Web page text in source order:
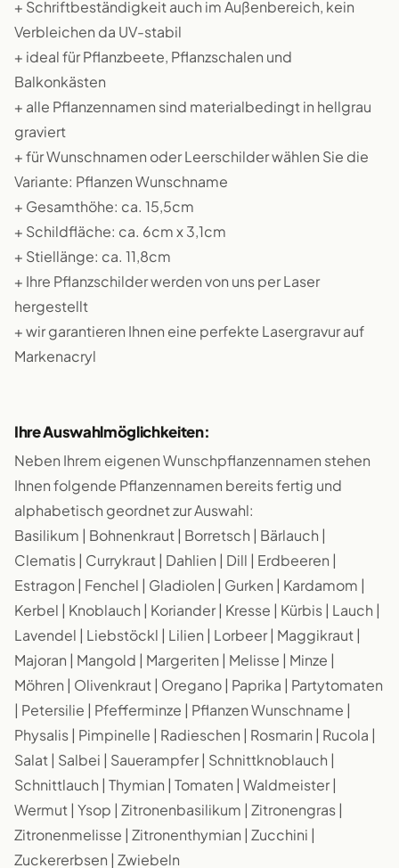
+ Schriftbeständigkeit auch im Außenbereich, kein
Verbleichen da UV-stabil
+ ideal für Pflanzbeete, Pflanzschalen und
Balkonkästen
+ alle Pflanzennamen sind materialbedingt in hellgrau
graviert
+ für Wunschnamen oder Leerschilder wählen Sie die
Variante: Pflanzen Wunschname
+ Gesamthöhe: ca. 15,5cm
+ Schildfläche: ca. 6cm x 3,1cm
+ Stiellänge: ca. 11,8cm
+ Ihre Pflanzschilder werden von uns per Laser
hergestellt
+ wir garantieren Ihnen eine perfekte Lasergravur auf
Markenacryl
Ihre Auswahlmöglichkeiten:
Neben Ihrem eigenen Wunschpflanzennamen stehen
Ihnen folgende Pflanzennamen bereits fertig und
alphabetisch geordnet zur Auswahl:
Basilikum | Bohnenkraut | Borretsch | Bärlauch |
Clematis | Currykraut | Dahlien | Dill | Erdbeeren |
Estragon | Fenchel | Gladiolen | Gurken | Kardamom |
Kerbel | Knoblauch | Koriander | Kresse | Kürbis | Lauch |
Lavendel | Liebstöckl | Lilien | Lorbeer | Maggikraut |
Majoran | Mangold | Margeriten | Melisse | Minze |
Möhren | Olivenkraut | Oregano | Paprika | Partytomaten
| Petersilie | Pfefferminze | Pflanzen Wunschname |
Physalis | Pimpinelle | Radieschen | Rosmarin | Rucola |
Salat | Salbei | Sauerampfer | Schnittknoblauch |
Schnittlauch | Thymian | Tomaten | Waldmeister |
Wermut | Ysop | Zitronenbasilikum | Zitronengras |
Zitronenmelisse | Zitronenthymian | Zucchini |
Zuckererbsen | Zwiebeln